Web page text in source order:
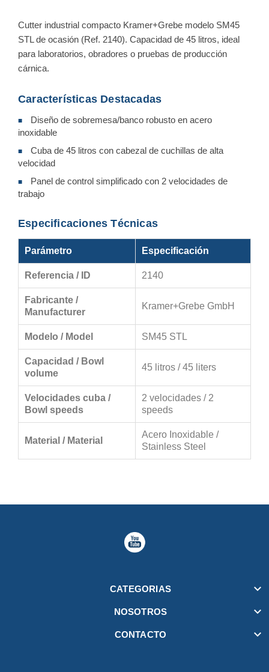
Cutter industrial compacto Kramer+Grebe modelo SM45
STL de ocasión (Ref. 2140). Capacidad de 45 litros, ideal
para laboratorios, obradores o pruebas de producción
cárnica.
Características Destacadas
■
Diseño de sobremesa/banco robusto en acero
inoxidable
■
Cuba de 45 litros con cabezal de cuchillas de alta
velocidad
■
Panel de control simplificado con 2 velocidades de
trabajo
Especificaciones Técnicas
Parámetro Especificación
Referencia / ID 2140
Fabricante /
Manufacturer
Kramer+Grebe GmbH
Modelo / Model SM45 STL
Capacidad / Bowl
volume
45 litros / 45 liters
Velocidades cuba /
Bowl speeds
2 velocidades / 2
speeds
Material / Material
Acero Inoxidable /
Stainless Steel
CATEGORIAS 
NOSOTROS 
CONTACTO 